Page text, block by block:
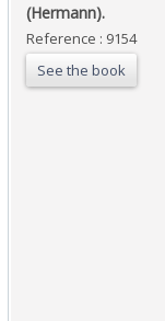
(Hermann).‎
Reference : 9154
See the book